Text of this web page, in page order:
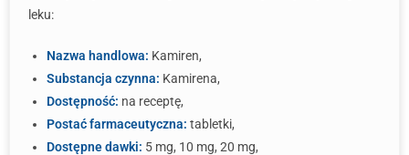
leku:
Nazwa handlowa: Kamiren,
Substancja czynna: Kamirena,
Dostępność: na receptę,
Postać farmaceutyczna: tabletki,
Dostępne dawki: 5 mg, 10 mg, 20 mg,